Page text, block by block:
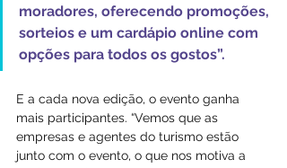
moradores, oferecendo promoções,
sorteios e um cardápio online com
opções para todos os gostos”.
E a cada nova edição, o evento ganha
mais participantes. “Vemos que as
empresas e agentes do turismo estão
junto com o evento, o que nos motiva a